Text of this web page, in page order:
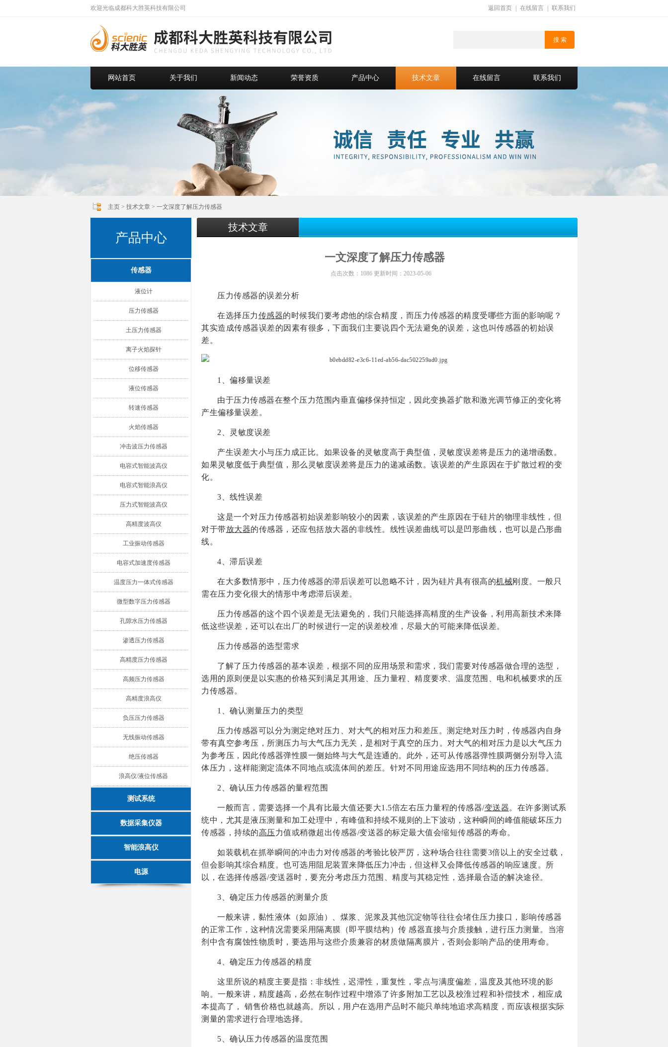
欢迎光临成都科大胜英科技有限公司 返回首页 在线留言 联系我们
网站首页 关于我们 新闻动态 荣誉资质 产品中心 技术文章 在线留言 联系我们
主页 > 技术文章 > 一文深度了解压力传感器
产品中心
传感器
液位计
压力传感器
土压力传感器
离子火焰探针
位移传感器
液位传感器
转速传感器
火焰传感器
冲击波压力传感器
电容式智能波高仪
电容式智能浪高仪
压力式智能波高仪
高精度波高仪
工业振动传感器
电容式加速度传感器
温度压力一体式传感器
微型数字压力传感器
孔隙水压力传感器
渗透压力传感器
高精度压力传感器
高频压力传感器
高精度浪高仪
负压压力传感器
无线振动传感器
绝压传感器
浪高仪/液位传感器
测试系统
数据采集仪器
智能浪高仪
电源
技术文章
一文深度了解压力传感器
点击次数：1086 更新时间：2023-05-06
压力传感器的误差分析
在选择压力传感器的时候我们要考虑他的综合精度，而压力传感器的精度受哪些方面的影响呢？
其实造成传感器误差的因素有很多，下面我们主要说四个无法避免的误差，这也叫传感器的初始误
差。
1、偏移量误差
由于压力传感器在整个压力范围内垂直偏移保持恒定，因此变换器扩散和激光调节修正的变化将
产生偏移量误差。
2、灵敏度误差
产生误差大小与压力成正比。如果设备的灵敏度高于典型值，灵敏度误差将是压力的递增函数。
如果灵敏度低于典型值，那么灵敏度误差将是压力的递减函数。该误差的产生原因在于扩散过程的变
化。
3、线性误差
这是一个对压力传感器初始误差影响较小的因素，该误差的产生原因在于硅片的物理非线性，但
对于带放大器的传感器，还应包括放大器的非线性。线性误差曲线可以是凹形曲线，也可以是凸形曲
线。
4、滞后误差
在大多数情形中，压力传感器的滞后误差可以忽略不计，因为硅片具有很高的机械刚度。一般只
需在压力变化很大的情形中考虑滞后误差。
压力传感器的这个四个误差是无法避免的，我们只能选择高精度的生产设备，利用高新技术来降
低这些误差，还可以在出厂的时候进行一定的误差校准，尽最大的可能来降低误差。
压力传感器的选型需求
了解了压力传感器的基本误差，根据不同的应用场景和需求，我们需要对传感器做合理的选型，
选用的原则便是以实惠的价格买到满足其用途、压力量程、精度要求、温度范围、电和机械要求的压
力传感器。
1、确认测量压力的类型
压力传感器可以分为测定绝对压力、对大气的相对压力和差压。测定绝对压力时，传感器内自身
带有真空参考压，所测压力与大气压力无关，是相对于真空的压力。对大气的相对压力是以大气压力
为参考压，因此传感器弹性膜一侧始终与大气是连通的。此外，还可从传感器弹性膜两侧分别导入流
体压力，这样能测定流体不同地点或流体间的差压。针对不同用途应选用不同结构的压力传感器。
2、确认压力传感器的量程范围
一般而言，需要选择一个具有比最大值还要大1.5倍左右压力量程的传感器/变送器。在许多测试系
统中，尤其是液压测量和加工处理中，有峰值和持续不规则的上下波动，这种瞬间的峰值能破坏压力
传感器，持续的高压力值或稍微超出传感器/变送器的标定最大值会缩短传感器的寿命。
如装载机在抓举瞬间的冲击力对传感器的考验比较严厉，这种场合往往需要3倍以上的安全过载，
但会影响其综合精度。也可选用阻尼装置来降低压力冲击，但这样又会降低传感器的响应速度。所
以，在选择传感器/变送器时，要充分考虑压力范围、精度与其稳定性，选择最合适的解决途径。
3、确定压力传感器的测量介质
一般来讲，黏性液体（如原油）、煤浆、泥浆及其他沉淀物等往往会堵住压力接口，影响传感器
的正常工作，这种情况需要采用隔离膜（即平膜结构）传 感器直接与介质接触，进行压力测量。当溶
剂中含有腐蚀性物质时，要选用与这些介质兼容的材质做隔离膜片，否则会影响产品的使用寿命。
4、确定压力传感器的精度
这里所说的精度主要是指：非线性，迟滞性，重复性，零点与满度偏差，温度及其他环境的影
响。一般来讲，精度越高，必然在制作过程中增添了许多附加工艺以及校淮过程和补偿技术，相应成
本提高了， 销售价格也就越高。所以，用户在选用产品时不能只单纯地追求高精度，而应该根据实际
测量的需求进行合理地选择。
5、确认压力传感器的温度范围